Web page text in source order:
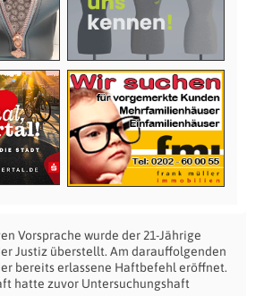
Vorsprache wurde der 21-Jährige
Justiz überstellt. Am darauffolgenden
bereits erlassene Haftbefehl eröffnet.
hatte zuvor Untersuchungshaft